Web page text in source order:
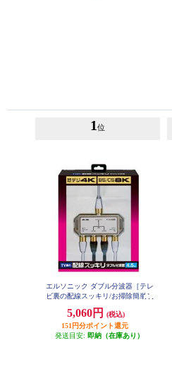
1 位
エルソニック ダブル分波器［テレ
ビ裏の配線スッキリ/お掃除簡単］
5,060円
(税込)
151円分ポイント還元
発送目安: 即納（在庫あり）